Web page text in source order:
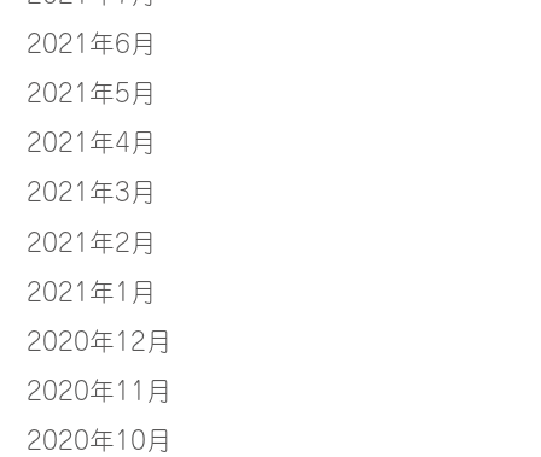
2021年6月
2021年5月
2021年4月
2021年3月
2021年2月
2021年1月
2020年12月
2020年11月
2020年10月